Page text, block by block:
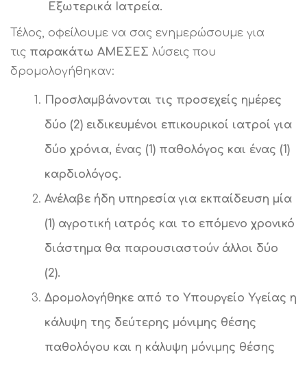
Εξωτερικά Ιατρεία.
Τέλος, οφείλουμε να σας ενημερώσουμε για
τις παρακάτω ΑΜΕΣΕΣ λύσεις που
δρομολογήθηκαν:
Προσλαμβάνονται τις προσεχείς ημέρες
δύο (2) ειδικευμένοι επικουρικοί ιατροί για
δύο χρόνια, ένας (1) παθολόγος και ένας (1)
καρδιολόγος.
Ανέλαβε ήδη υπηρεσία για εκπαίδευση μία
(1) αγροτική ιατρός και το επόμενο χρονικό
διάστημα θα παρουσιαστούν άλλοι δύο
(2).
Δρομολογήθηκε από το Υπουργείο Υγείας η
κάλυψη της δεύτερης μόνιμης θέσης
παθολόγου και η κάλυψη μόνιμης θέσης